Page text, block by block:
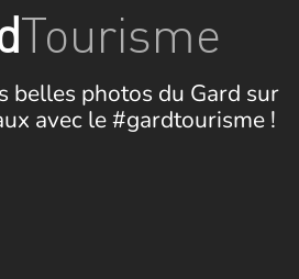
Tourisme
belles photos du Gard sur
avec le #gardtourisme !